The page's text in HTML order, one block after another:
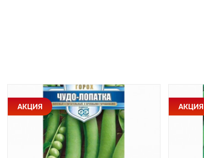
АКЦИЯ АКЦИЯ